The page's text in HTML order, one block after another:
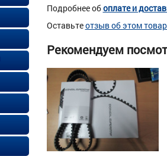
Подробнее обоплате и
Оставьтеотзыв об этом
Рекомендуем